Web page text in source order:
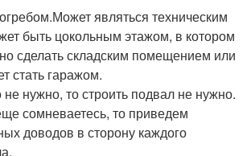
являться техническим
быть цокольным этажом, в котором
сделать складским помещением или
стать гаражом.
нужно, то строить подвал не нужно.
сомневаетесь, то приведем
доводов в сторону каждого